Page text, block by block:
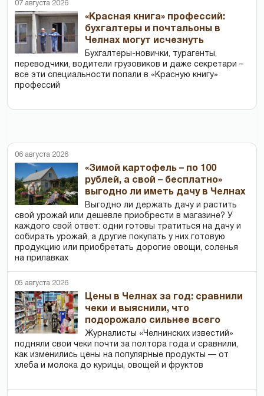
07 августа 2026
«Красная книга» профессий:
бухгалтеры и почтальоны в
Челнах могут исчезнуть
Бухгалтеры-новички, тур­агенты,
переводчики, водители грузовиков и даже секретари –
все эти специальности попали в «Красную книгу»
профессий
06 августа 2026
«Зимой картофель – по 100
рублей, а свой – бесплатно»
выгодно ли иметь дачу в Челнах
Выгодно ли держать дачу и растить
свой урожай или дешевле приобрести в магазине? У
каждого свой ответ: одни готовы тратиться на дачу и
собирать урожай, а другие покупать у них готовую
продукцию или приобретать дорогие овощи, соленья
на прилавках
05 августа 2026
Цены в Челнах за год: сравнили
чеки и выяснили, что
подорожало сильнее всего
Журналисты «Челнинских известий»
подняли свои чеки почти за полтора года и сравнили,
как изменились цены на популярные продукты — от
хлеба и молока до курицы, овощей и фруктов